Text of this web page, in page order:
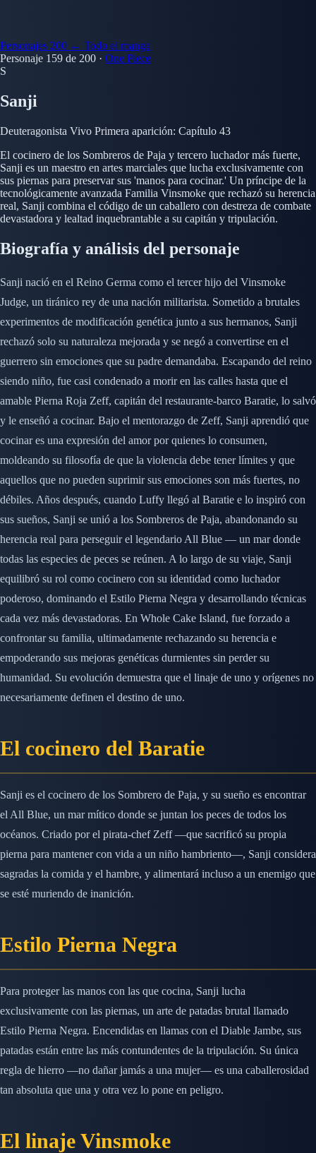
Personajes 200 ← Todo el manga
Personaje 159 de 200 · One Piece
S
Sanji
Deuteragonista Vivo Primera aparición: Capítulo 43
El cocinero de los Sombreros de Paja y tercero luchador más fuerte,
Sanji es un maestro en artes marciales que lucha exclusivamente con
sus piernas para preservar sus 'manos para cocinar.' Un príncipe de la
tecnológicamente avanzada Familia Vinsmoke que rechazó su herencia
real, Sanji combina el código de un caballero con destreza de combate
devastadora y lealtad inquebrantable a su capitán y tripulación.
Biografía y análisis del personaje
Sanji nació en el Reino Germa como el tercer hijo del Vinsmoke
Judge, un tiránico rey de una nación militarista. Sometido a brutales
experimentos de modificación genética junto a sus hermanos, Sanji
rechazó solo su naturaleza mejorada y se negó a convertirse en el
guerrero sin emociones que su padre demandaba. Escapando del reino
siendo niño, fue casi condenado a morir en las calles hasta que el
amable Pierna Roja Zeff, capitán del restaurante-barco Baratie, lo salvó
y le enseñó a cocinar. Bajo el mentorazgo de Zeff, Sanji aprendió que
cocinar es una expresión del amor por quienes lo consumen,
moldeando su filosofía de que la violencia debe tener límites y que
aquellos que no pueden suprimir sus emociones son más fuertes, no
débiles. Años después, cuando Luffy llegó al Baratie e lo inspiró con
sus sueños, Sanji se unió a los Sombreros de Paja, abandonando su
herencia real para perseguir el legendario All Blue — un mar donde
todas las especies de peces se reúnen. A lo largo de su viaje, Sanji
equilibró su rol como cocinero con su identidad como luchador
poderoso, dominando el Estilo Pierna Negra y desarrollando técnicas
cada vez más devastadoras. En Whole Cake Island, fue forzado a
confrontar su familia, ultimadamente rechazando su herencia e
empoderando sus mejoras genéticas durmientes sin perder su
humanidad. Su evolución demuestra que el linaje de uno y orígenes no
necesariamente definen el destino de uno.
El cocinero del Baratie
Sanji es el cocinero de los Sombrero de Paja, y su sueño es encontrar
el All Blue, un mar mítico donde se juntan los peces de todos los
océanos. Criado por el pirata-chef Zeff —que sacrificó su propia
pierna para mantener con vida a un niño hambriento—, Sanji considera
sagradas la comida y el hambre, y alimentará incluso a un enemigo que
se esté muriendo de inanición.
Estilo Pierna Negra
Para proteger las manos con las que cocina, Sanji lucha
exclusivamente con las piernas, un arte de patadas brutal llamado
Estilo Pierna Negra. Encendidas en llamas con el Diable Jambe, sus
patadas están entre las más contundentes de la tripulación. Su única
regla de hierro —no dañar jamás a una mujer— es una caballerosidad
tan absoluta que una y otra vez lo pone en peligro.
El linaje Vinsmoke